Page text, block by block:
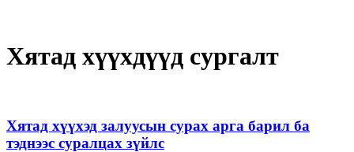
Хятад хүүхдүүд сургалт
Хятад хүүхэд залуусын сурах арга барил ба
тэднээс суралцах зүйлс